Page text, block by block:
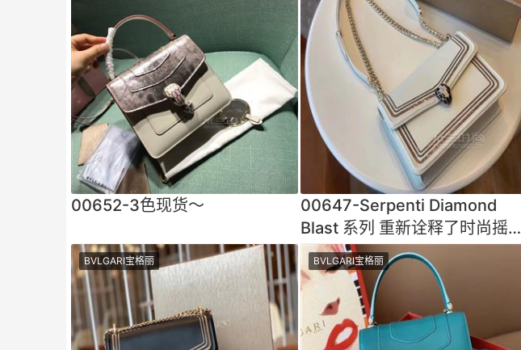
00652-3色现货～
00647-Serpenti Diamond
Blast 系列 重新诠释了时尚摇滚
风格散发着迷人魅力三链图
BVLGARI宝格丽 BVLGARI宝格丽